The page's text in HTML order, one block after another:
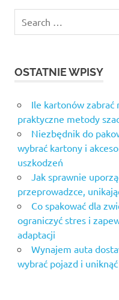
for:
OSTATNIE WPISY
Ile kartonów zabrać
praktyczne metody
Niezbędnik do
wybrać kartony i
uszkodzeń
Jak sprawnie
przeprowadzce,
Co spakować dla
ograniczyć stres i
adaptacji
Wynajem auta
wybrać pojazd i